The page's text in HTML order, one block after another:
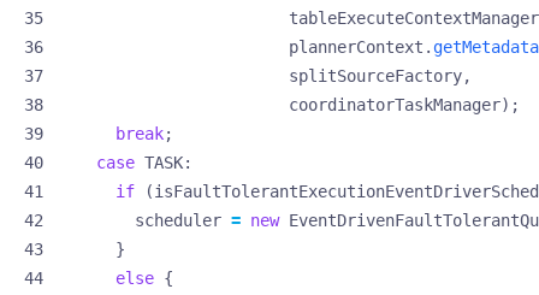
tableExecuteContextManager
plannerContext . getMetadata
splitSourceFactory,
coordinatorTaskManager);
break;
case TASK:
if
(
scheduler = new
}
else {